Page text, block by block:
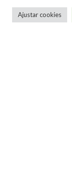
Ajustar cookies